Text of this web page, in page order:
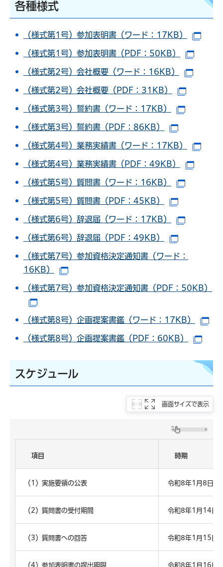
各種様式
（様式第1号）参加表明書（ワード：17KB）
（様式第1号）参加表明書（PDF：50KB）
（様式第2号）会社概要（ワード：16KB）
（様式第2号）会社概要（PDF：31KB）
（様式第3号）誓約書（ワード：17KB）
（様式第3号）誓約書（PDF：86KB）
（様式第4号）業務実績書（ワード：17KB）
（様式第4号）業務実績書（PDF：49KB）
（様式第5号）質問書（ワード：16KB）
（様式第5号）質問書（PDF：45KB）
（様式第6号）辞退届（ワード：17KB）
（様式第6号）辞退届（PDF：49KB）
（様式第7号）参加資格決定通知書（ワード：
16KB）
（様式第7号）参加資格決定通知書（PDF：50KB）
（様式第8号）企画提案書鑑（ワード：17KB）
（様式第8号）企画提案書鑑（PDF：60KB）
スケジュール
画面サイズで表示
項目 時期
（1）実施要領の公表 令和8年1月8日（
（2）質問書の受付期間 令和8年1月14日
（3）質問書への回答 令和8年1月15日
（4）参加表明書の提出期限 令和8年1月16日